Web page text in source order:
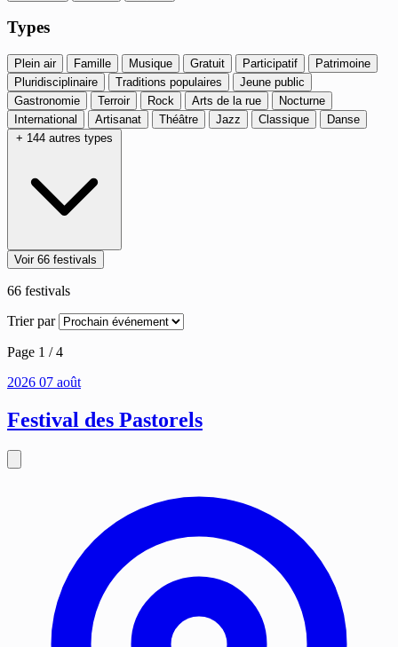
Types
Plein air Famille Musique Gratuit Participatif
Patrimoine
Pluridisciplinaire
Traditions populaires
Jeune public
Gastronomie
Terroir Rock Arts de la rue
Nocturne
International
Artisanat Théâtre Jazz Classique
Danse
+ 144 autres types
Voir 66 festivals
66 festivals
Trier par
Page 1 / 4
2026 07 août
Festival des Pastorels